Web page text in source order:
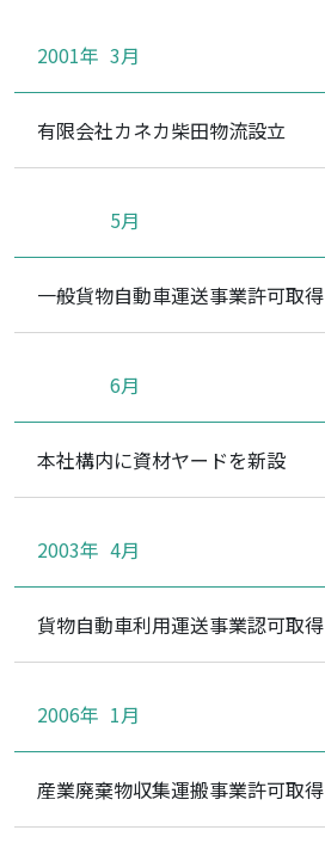
2001年 3月
有限会社カネカ柴田物流設立
5月
一般貨物自動車運送事業許可取得
6月
本社構内に資材ヤードを新設
2003年 4月
貨物自動車利用運送事業認可取得
2006年 1月
産業廃棄物収集運搬事業許可取得